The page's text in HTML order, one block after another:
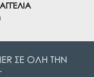
ΣΕ ΟΛΗ ΤΗΝ